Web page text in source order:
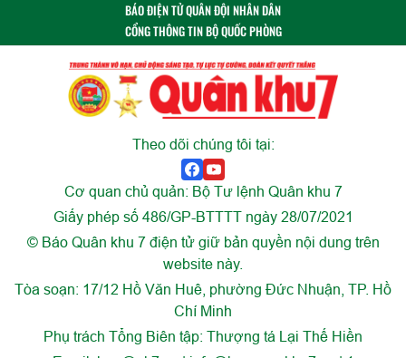
BÁO ĐIỆN TỬ QUÂN ĐỘI NHÂN DÂN
CỔNG THÔNG TIN BỘ QUỐC PHÒNG
Theo dõi chúng tôi tại:
Cơ quan chủ quản: Bộ Tư lệnh Quân khu 7
Giấy phép số 486/GP-BTTTT ngày 28/07/2021
© Báo Quân khu 7 điện tử giữ bản quyền nội dung trên
website này.
Tòa soạn: 17/12 Hồ Văn Huê, phường Đức Nhuận, TP. Hồ
Chí Minh
Phụ trách Tổng Biên tập: Thượng tá Lại Thế Hiền